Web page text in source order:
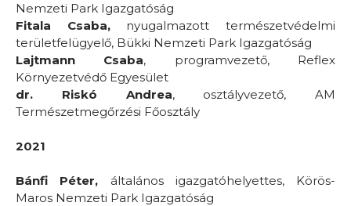
Nemzeti Park Igazgatóság
Fitala Csaba, nyugalmazott természetvédelmi
területfelügyelő, Bükki Nemzeti Park Igazgatóság
Lajtmann Csaba, programvezető, Reflex
Környezetvédő Egyesület
dr. Riskó Andrea, osztályvezető, AM
Természetmegőrzési Főosztály
2021
Bánfi Péter, általános igazgatóhelyettes, Körös-
Maros Nemzeti Park Igazgatóság